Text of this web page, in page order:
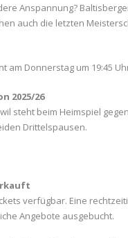
Anspannung?
auch die letzten
am Donnerstag um 19:45
2025/26
steht beim Heimspiel
Drittelspausen.
verfügbar. Eine
Angebote ausgebucht.